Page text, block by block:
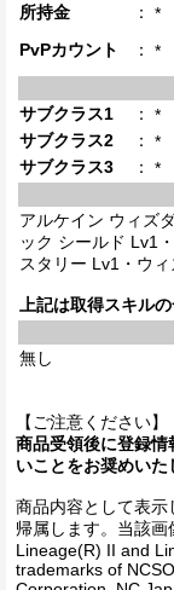
所持金
： *
PvPカウント
： *
サブクラス1
：
*
サブクラス2
：
*
サブクラス3
：
*
アルケイン ウィズ
ック シールド Lv1
スタリー Lv1・ウ
上記は取得スキル
無し
【ご注意ください】
商品受領後に登録
いことをお奨めいた
商品内容として表示
帰属します。当該画
Lineage(R) II and
trademarks of